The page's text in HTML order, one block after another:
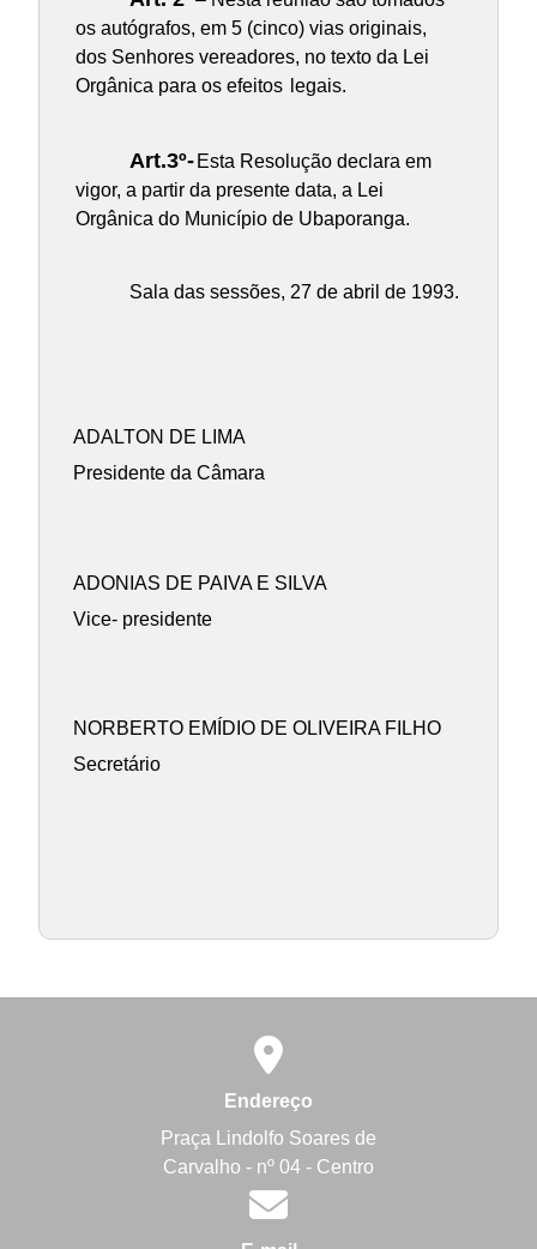
os autógrafos, em 5 (cinco) vias originais,
dos Senhores vereadores, no texto da Lei
Orgânica para os efeitos legais.
Art.3º-Esta Resolução declara em
vigor, a partir da presente data, a Lei
Orgânica do Município de Ubaporanga.
Sala das sessões, 27 de abril de 1993.
ADALTON DE LIMA
Presidente da Câmara
ADONIAS DE PAIVA E SILVA
Vice- presidente
NORBERTO EMÍDIO DE OLIVEIRA FILHO
Secretário
Endereço
Praça Lindolfo Soares de
Carvalho - nº 04 - Centro